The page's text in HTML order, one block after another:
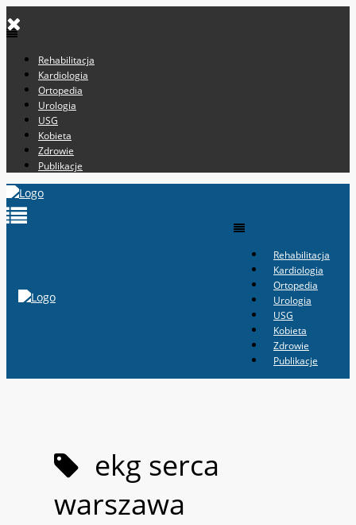
Rehabilitacja
Kardiologia
Ortopedia
Urologia
USG
Kobieta
Zdrowie
Publikacje
Rehabilitacja
Kardiologia
Ortopedia
Urologia
USG
Kobieta
Zdrowie
Publikacje
ekg serca
warszawa